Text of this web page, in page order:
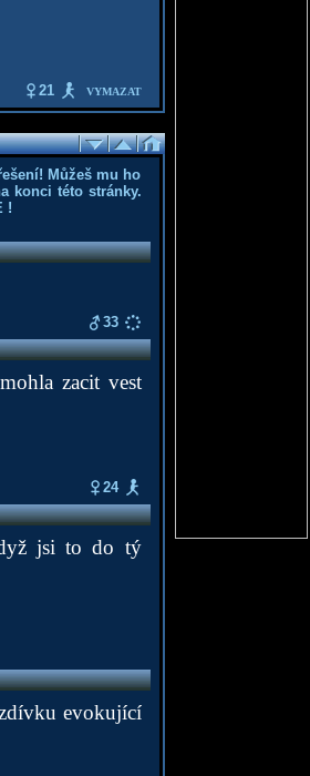
21 VYMAZAT
Můžeš mu ho
konci této stránky.
!
33
zacit vest
24
jsi to do tý
evokující